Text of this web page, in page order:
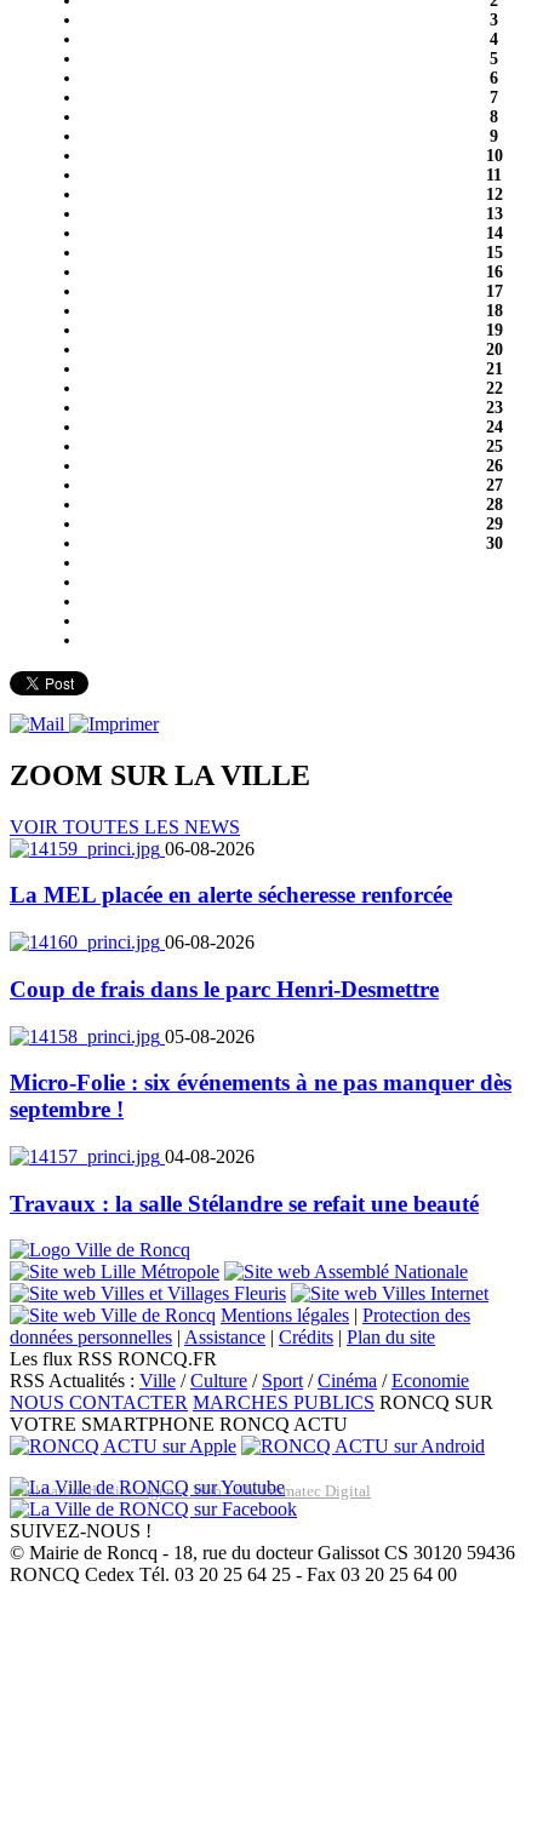
3
4
5
6
7
8
9
10
11
12
13
14
15
16
17
18
19
20
21
22
23
24
25
26
27
28
29
30
ZOOM SUR LA VILLE
VOIR TOUTES LES NEWS
06-08-2026
La MEL placée en alerte sécheresse renforcée
06-08-2026
Coup de frais dans le parc Henri-Desmettre
05-08-2026
Micro-Folie : six événements à ne pas manquer dès
septembre !
04-08-2026
Travaux : la salle Stélandre se refait une beauté
Mentions légales | Protection des
données personnelles | Assistance | Crédits | Plan du site
Les flux RSS RONCQ.FR
RSS Actualités : Ville /Culture / Sport/Cinéma /Economie
NOUS CONTACTER MARCHES PUBLICS RONCQ SUR
VOTRE SMARTPHONE RONCQ ACTU
Réalisation du site: Agence Web Lille Promatec Digital
SUIVEZ-NOUS !
© Mairie de Roncq - 18, rue du docteur Galissot CS 30120 59436
RONCQ Cedex Tél. 03 20 25 64 25 - Fax 03 20 25 64 00